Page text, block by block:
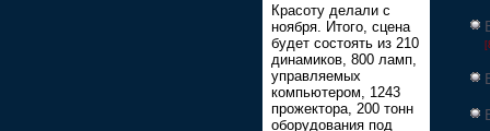
Красоту делали с
ноября. Итого, сцена
будет состоять из 210
динамиков, 800 ламп,
управляемых
компьютером, 1243
прожектора, 200 тонн
оборудования под